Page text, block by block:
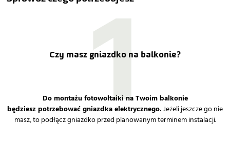
1
Czy masz gniazdko na balkonie?
Do montażu fotowoltaiki na Twoim balkonie
będziesz potrzebować gniazdka elektrycznego. Jeżeli jeszcze go nie
masz, to podłącz gniazdko przed planowanym terminem instalacji.